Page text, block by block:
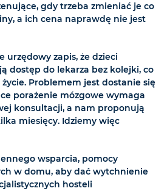
gdy trzeba zmieniać je co
a ich cena naprawdę nie jest
urzędowy zapis, że dzieci
dostęp do lekarza bez kolejki, co
Problemem jest dostanie się
porażenie mózgowe wymaga
konsultacji, a nam proponują
miesięcy. Idziemy więc
wsparcia, pomocy
w domu, aby dać wytchnienie
hosteli